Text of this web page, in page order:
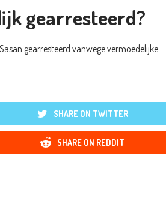
gearresteerd?
gearresteerd vanwege vermoedelijke
SHARE ON TWITTER
SHARE ON REDDIT